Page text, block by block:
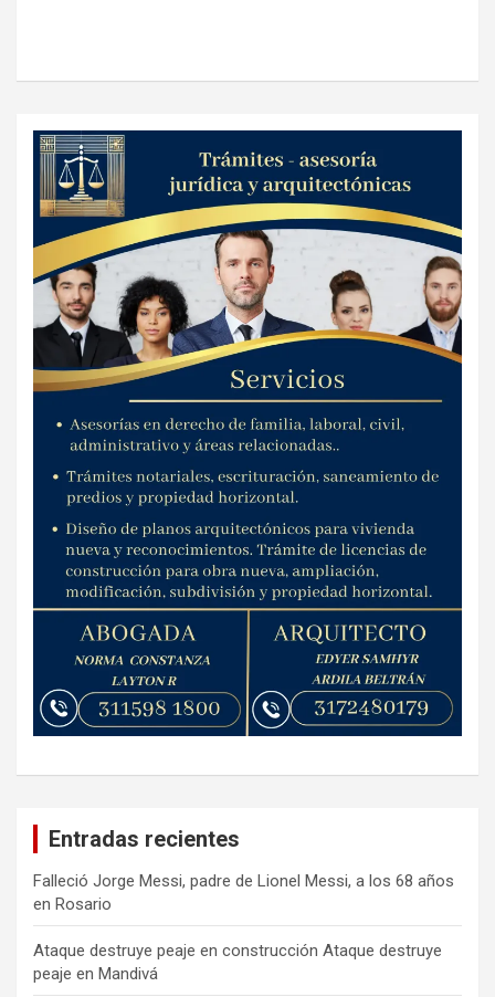
Entradas recientes
Falleció Jorge Messi, padre de Lionel Messi, a los 68 años
en Rosario
Ataque destruye peaje en construcción Ataque destruye
peaje en Mandivá